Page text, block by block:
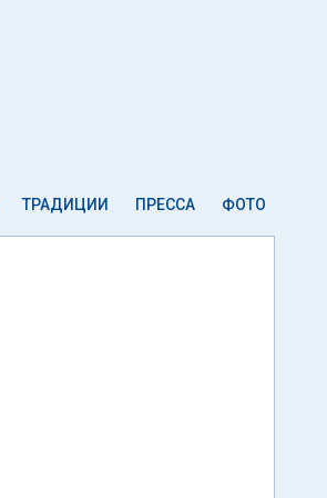
ТРАДИЦИИ ПРЕССА ФОТО